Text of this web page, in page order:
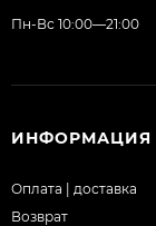
Пн-Вс 10:00—21:00
ИНФОРМАЦИЯ
Оплата | доставка
Возврат